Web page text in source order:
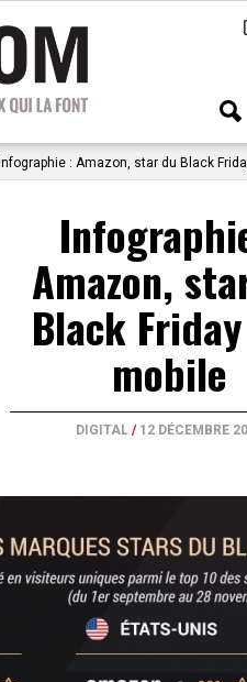
Infographie : Amazon, star du Black
Amazon,
Black
mobile
DIGITAL/ 12 DÉCEMBRE